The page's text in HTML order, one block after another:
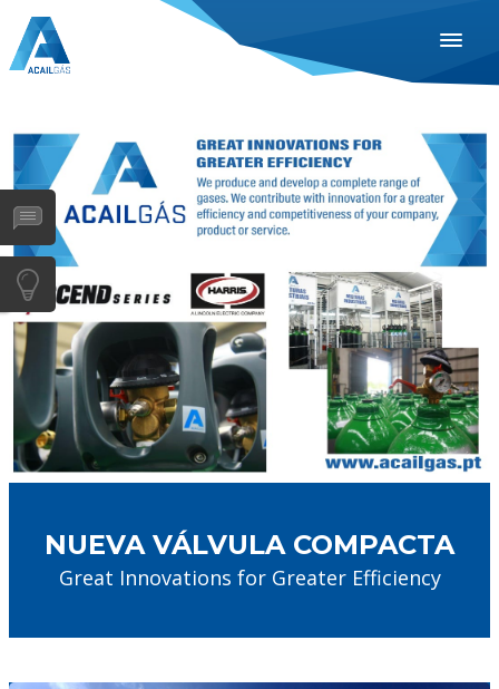
ESPAÑOL
PORTUGUÊS
INDUSTRIAS
GASES
SERVIÇOS
EMPRESA
DISTRIBUIDORES
NOTÍCIAS
CONTACTOS
NUEVA VÁLVULA COMPACTA
Great Innovations for Greater Efficiency